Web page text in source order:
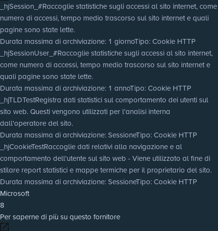
_hjSession_#Raccoglie statistiche sugli accessi al sito internet, come
numero di accessi, tempo medio trascorso sul sito internet e quali
pagine sono state lette.
Durata massima di archiviazione: 1 giornoTipo: Cookie HTTP
_hjSessionUser_#Raccoglie statistiche sugli accessi al sito internet,
come numero di accessi, tempo medio trascorso sul sito internet e
quali pagine sono state lette.
Durata massima di archiviazione: 1 annoTipo: Cookie HTTP
_hjTLDTestRegistra dati statistici sul comportamento dei utenti sul
sito web. Questi vengono utilizzati per l'analisi interna
dall'operatore del sito.
Durata massima di archiviazione: SessioneTipo: Cookie HTTP
_hjCookieTestRaccoglie dati relativi alla navigazione e al
comportamento dell'utente sul sito web - Viene utilizzato al fine di
stilare report statistici e mappe termiche per il proprietario del sito.
Durata massima di archiviazione: SessioneTipo: Cookie HTTP
Microsoft
8
Per saperne di più su questo fornitore